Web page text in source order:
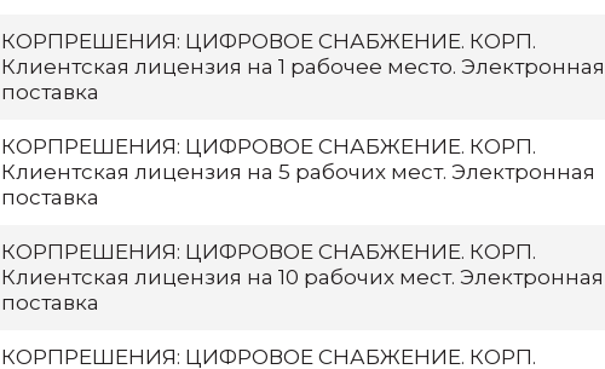
КОРПРЕШЕНИЯ: ЦИФРОВОЕ СНАБЖЕНИЕ. КОРП.
Клиентская лицензия на 1 рабочее место. Электронная
поставка
КОРПРЕШЕНИЯ: ЦИФРОВОЕ СНАБЖЕНИЕ. КОРП.
Клиентская лицензия на 5 рабочих мест. Электронная
поставка
КОРПРЕШЕНИЯ: ЦИФРОВОЕ СНАБЖЕНИЕ. КОРП.
Клиентская лицензия на 10 рабочих мест. Электронная
поставка
КОРПРЕШЕНИЯ: ЦИФРОВОЕ СНАБЖЕНИЕ. КОРП.